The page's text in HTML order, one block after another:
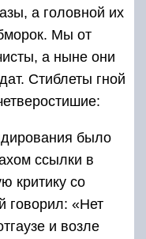
а головной их
Мы от
а ныне они
Стиблеты гной
было
ссылки в
критику со
говорил: «Нет
и возле